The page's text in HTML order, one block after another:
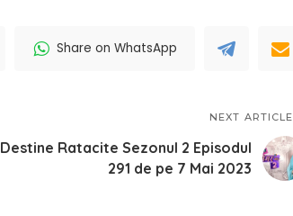
Share on WhatsApp
NEXT ARTICLE
Destine Ratacite Sezonul 2 Episodul
291 de pe 7 Mai 2023